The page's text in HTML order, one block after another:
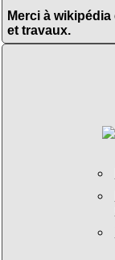
Merci à
et travaux.